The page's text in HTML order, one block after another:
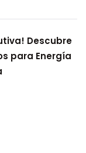
Descubre
para Energía